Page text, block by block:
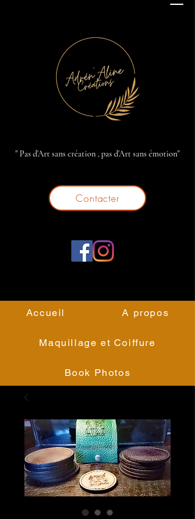
" Pas d'Art sans création , pas d'Art sans émotion"
Contacter
Accueil A propos
Maquillage et Coiffure
Book Photos